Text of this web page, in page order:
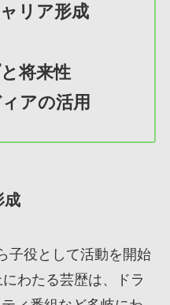
リア形成
将来性
アの活用
成
子役として活動を開始
わたる芸歴は、ドラ